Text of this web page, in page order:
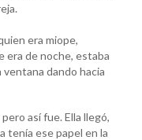
era miope,
era de noche, estaba
dando hacia
así fue. Ella llegó,
tenía ese papel en la